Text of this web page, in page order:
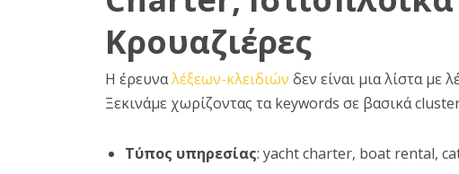
Κρουαζιέρες
Η έρευναλέξεων-κλειδιών δεν είναι μια λίστα με
Ξεκινάμε χωρίζοντας τα keywords σε βασικά
Τύπος υπηρεσίας: yacht charter, boat rental,